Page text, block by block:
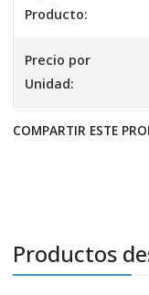
Producto:
Precio por
Unidad:
COMPARTIR ESTE
Productos